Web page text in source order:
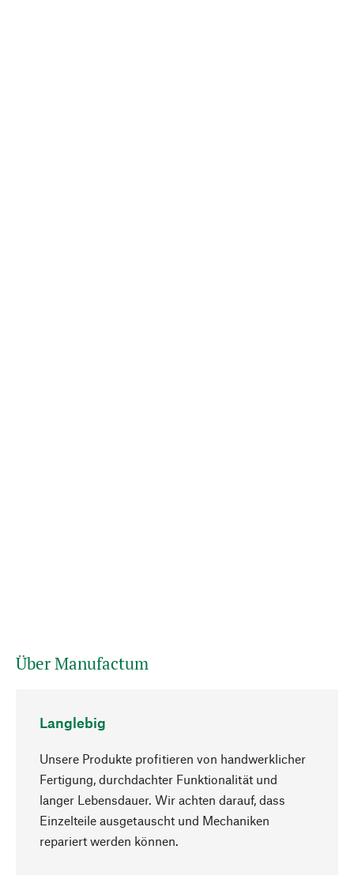
Über Manufactum
Langlebig
Unsere Produkte profitieren von handwerklicher
Fertigung, durchdachter Funktionalität und
langer Lebensdauer. Wir achten darauf, dass
Einzelteile ausgetauscht und Mechaniken
repariert werden können.